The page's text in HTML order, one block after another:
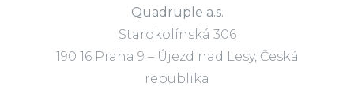
Quadruple a.s.
Starokolínská 306
190 16 Praha 9 – Újezd nad Lesy, Česká
republika